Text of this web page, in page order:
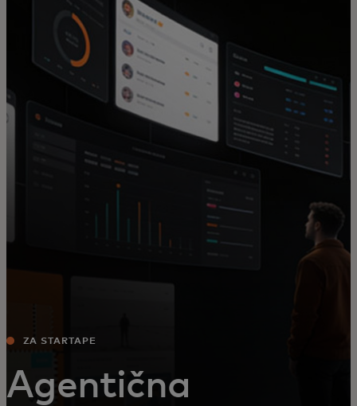
Za vas
Za biznis
Za svet
Za inovatore
Novosti i trendovi
ZA STARTAPE
Agentična